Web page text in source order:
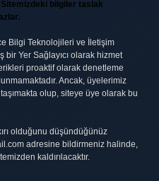
bilgiler taslak
Bilgi Teknolojileri ve İletişim
bir Yer Sağlayıcı olarak hizmet
proaktif olarak denetleme
Ancak, üyelerimiz
olup, siteye üye olarak bu
olduğunu düşündüğünüz
adresine bildirmeniz halinde,
kaldırılacaktır.